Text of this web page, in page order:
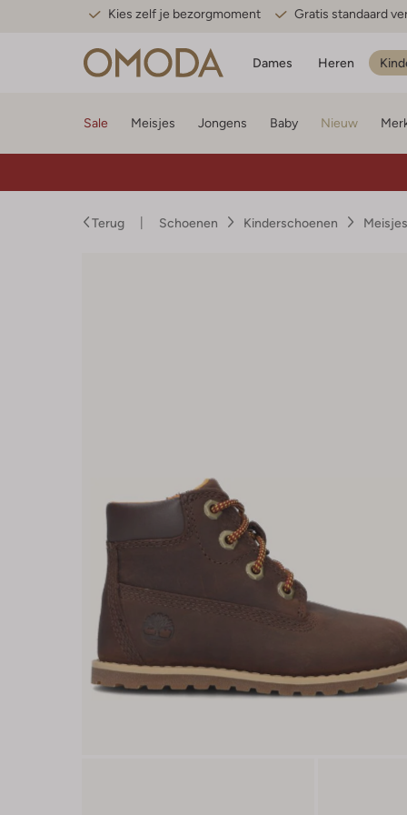
Kies zelf je bezorgmoment Gratis standaard
Dames Heren
Sale Meisjes Jongens Baby Nieuw
Terug Schoenen Kinderschoenen Meisjes